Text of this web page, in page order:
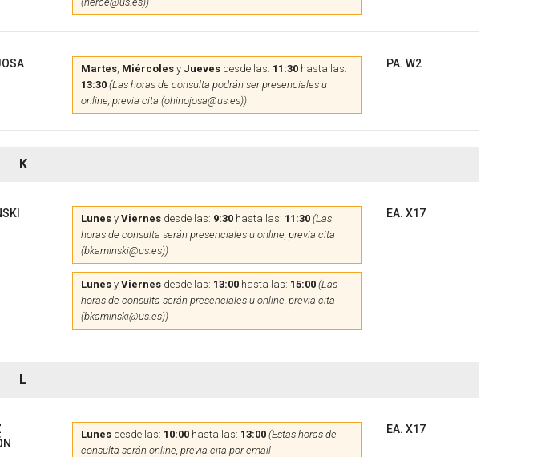
Martes, Miércolesy Juevesdesde las: 11:30hasta las:
13:30 (Las horas de consulta podrán ser presenciales u
online, previa cita (ohinojosa@us.es))
PA. W2
K
Lunesy Viernesdesde las: 9:30hasta las: 11:30 (Las
horas de consulta serán presenciales u online, previa cita
(bkaminski@us.es))
Lunesy Viernesdesde las: 13:00hasta las: 15:00 (Las
horas de consulta serán presenciales u online, previa cita
(bkaminski@us.es))
EA. X17
L
Lunesdesde las: 10:00hasta las: 13:00 (Estas horas de
consulta serán online, previa cita por email
EA. X17